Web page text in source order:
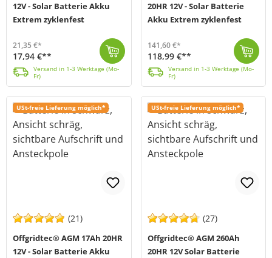
12V - Solar Batterie Akku
Extrem zyklenfest
21,35 €*
17,94 €**
Versand in 1-3 Werktage (Mo-
Fr)
20HR 12V - Solar Batterie
Akku Extrem zyklenfest
141,60 €*
118,99 €**
Versand in 1-3 Werktage (Mo-
Fr)
USt-freie Lieferung möglich*
(21)
Offgridtec® AGM 17Ah 20HR
12V - Solar Batterie Akku
USt-freie Lieferung möglich*
(27)
Offgridtec® AGM 260Ah
20HR 12V Solar Batterie